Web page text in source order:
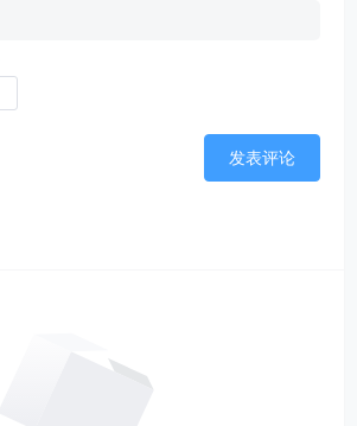
发表评论